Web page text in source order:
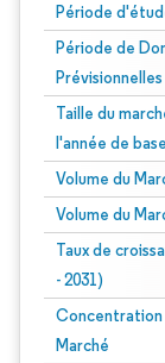
Période
Période de
Prévisionnelles
Taille du
l'année de
Volume du
Volume du
Taux de
- 2031)
Concentration
Marché